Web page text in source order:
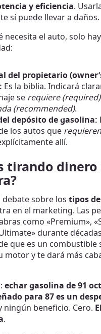
y eficiencia.
sí puede llevar a daños.
necesita el auto, solo
del propietario
Es la biblia. Indicará
se requiere (required)
(recommended).
depósito de gasolina:
los autos que requieren
allí.
tirando dinero
debate sobre los tipos
en el marketing. Las
como «Premium»,
durante
que es un combustible
motor y te dará más
echar gasolina de 91
para 87 es un
ningún beneficio. Cero.
.